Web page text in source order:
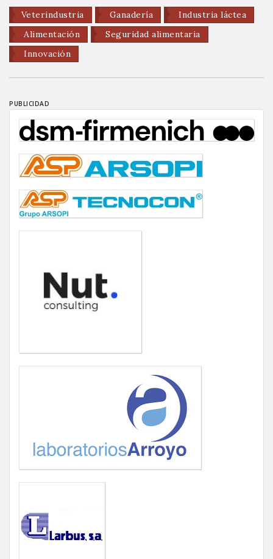
Veterindustria
Ganadería
Industria láctea
Alimentación
Seguridad alimentaria
Innovación
PUBLICIDAD